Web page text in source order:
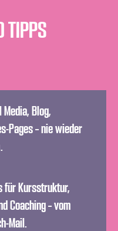
TIPPS
Blog,
Pages – nie wieder
für Kursstruktur,
Coaching – vom
Mail.